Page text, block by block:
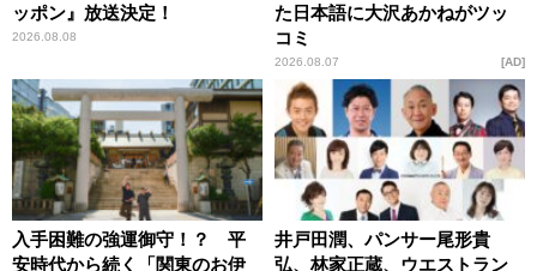
ッポン』放送決定！
2026.08.08
た日本語に大沢あかねがツッ
コミ
2026.08.07 AD
入手困難の強運御守！？ 平
安時代から続く「関東のお伊
井戸田潤、パンサー尾形貴
弘、林家正蔵、ウエストラン